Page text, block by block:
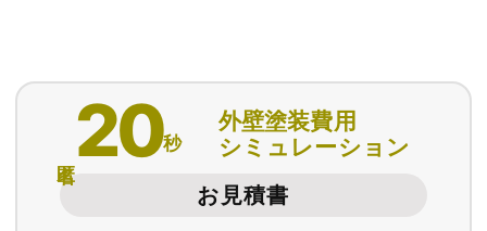
20秒
外壁塗装費用
シミュレーション
お見積書